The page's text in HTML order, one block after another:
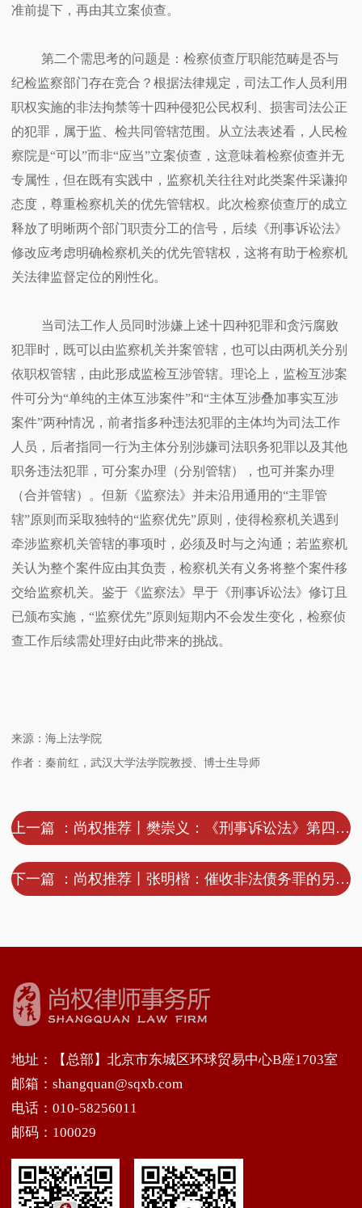
准前提下，再由其立案侦查。
第二个需思考的问题是：检察侦查厅职能范畴是否与
纪检监察部门存在竞合？根据法律规定，司法工作人员利用
职权实施的非法拘禁等十四种侵犯公民权利、损害司法公正
的犯罪，属于监、检共同管辖范围。从立法表述看，人民检
察院是“可以”而非“应当”立案侦查，这意味着检察侦查并无
专属性，但在既有实践中，监察机关往往对此类案件采谦抑
态度，尊重检察机关的优先管辖权。此次检察侦查厅的成立
释放了明晰两个部门职责分工的信号，后续《刑事诉讼法》
修改应考虑明确检察机关的优先管辖权，这将有助于检察机
关法律监督定位的刚性化。
当司法工作人员同时涉嫌上述十四种犯罪和贪污腐败
犯罪时，既可以由监察机关并案管辖，也可以由两机关分别
依职权管辖，由此形成监检互涉管辖。理论上，监检互涉案
件可分为“单纯的主体互涉案件”和“主体互涉叠加事实互涉
案件”两种情况，前者指多种违法犯罪的主体均为司法工作
人员，后者指同一行为主体分别涉嫌司法职务犯罪以及其他
职务违法犯罪，可分案办理（分别管辖），也可并案办理
（合并管辖）。但新《监察法》并未沿用通用的“主罪管
辖”原则而采取独特的“监察优先”原则，使得检察机关遇到
牵涉监察机关管辖的事项时，必须及时与之沟通；若监察机
关认为整个案件应由其负责，检察机关有义务将整个案件移
交给监察机关。鉴于《监察法》早于《刑事诉讼法》修订且
已颁布实施，“监察优先”原则短期内不会发生变化，检察侦
查工作后续需处理好由此带来的挑战。
来源：海上法学院
作者：秦前红，武汉大学法学院教授、博士生导师
上一篇 ：尚权推荐丨樊崇义：《刑事诉讼法》第四次修改的理念与方向
下一篇 ：尚权推荐丨张明楷：催收非法债务罪的另类解释
地址：【总部】北京市东城区环球贸易中心B座1703室
邮箱：shangquan@sqxb.com
电话：010-58256011
邮码：100029